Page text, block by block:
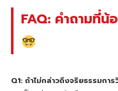
FAQ: คำถามที่
Q1: ถ้าไม่กล่าวถึงจริยธรรมการ